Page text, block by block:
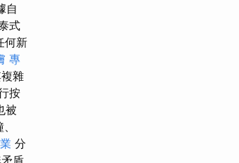
自
式
何新
專
雜
按
被
分
盾